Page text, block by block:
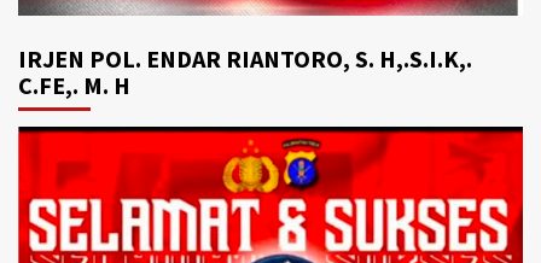
IRJEN POL. ENDAR RIANTORO, S. H,.S.I.K,.
C.FE,. M. H